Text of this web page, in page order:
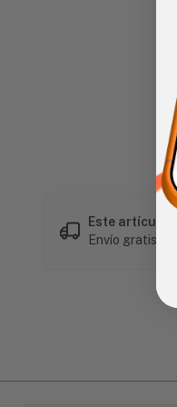
Este artículo
Envío gratis en